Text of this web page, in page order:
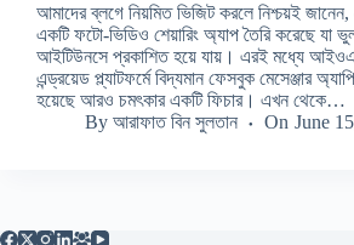
আমাদের ব্লগে নিয়মিত ভিজিট করলে নিশ্চয়ই
একটি ফটো-ভিডিও শেয়ারিং অ্যাপ তৈরি করেছে যা
আইটিউনসে প্রকাশিত হয়ে যায়। এরই মধ্যে
এন্ড্রয়েড প্ল্যাটফর্মে বিদ্যমান ফেসবুক মেসেঞ্জার
হয়েছে আরও চমৎকার একটি ফিচার। এখন থেকে…
By আরাফাত বিন সুলতান On June